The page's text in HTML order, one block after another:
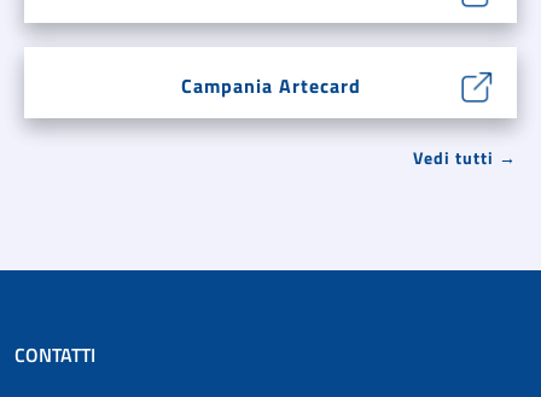
Campania Artecard
Vedi tutti →
CONTATTI